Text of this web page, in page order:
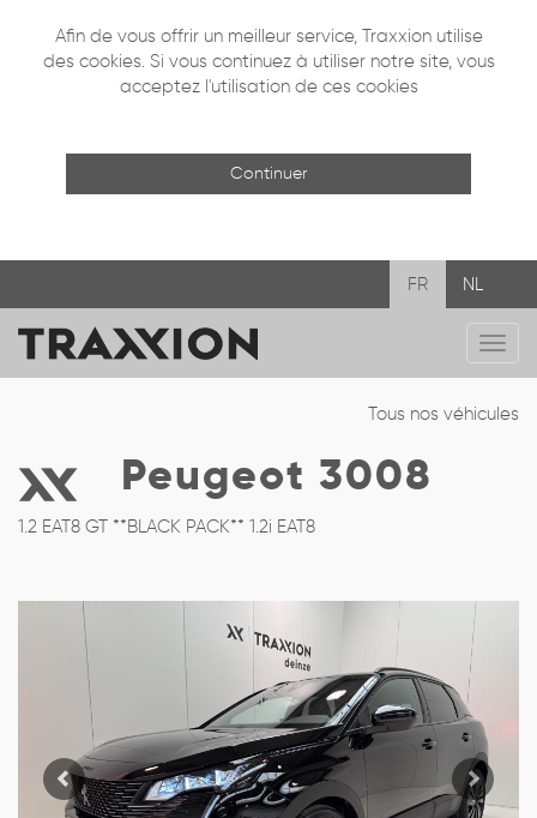
Afin de vous offrir un meilleur service, Traxxion utilise
des cookies. Si vous continuez à utiliser notre site, vous
acceptez l'utilisation de ces cookies
Continuer
FR NL
Tous nos véhicules
Peugeot 3008
1.2 EAT8 GT **BLACK PACK** 1.2i EAT8